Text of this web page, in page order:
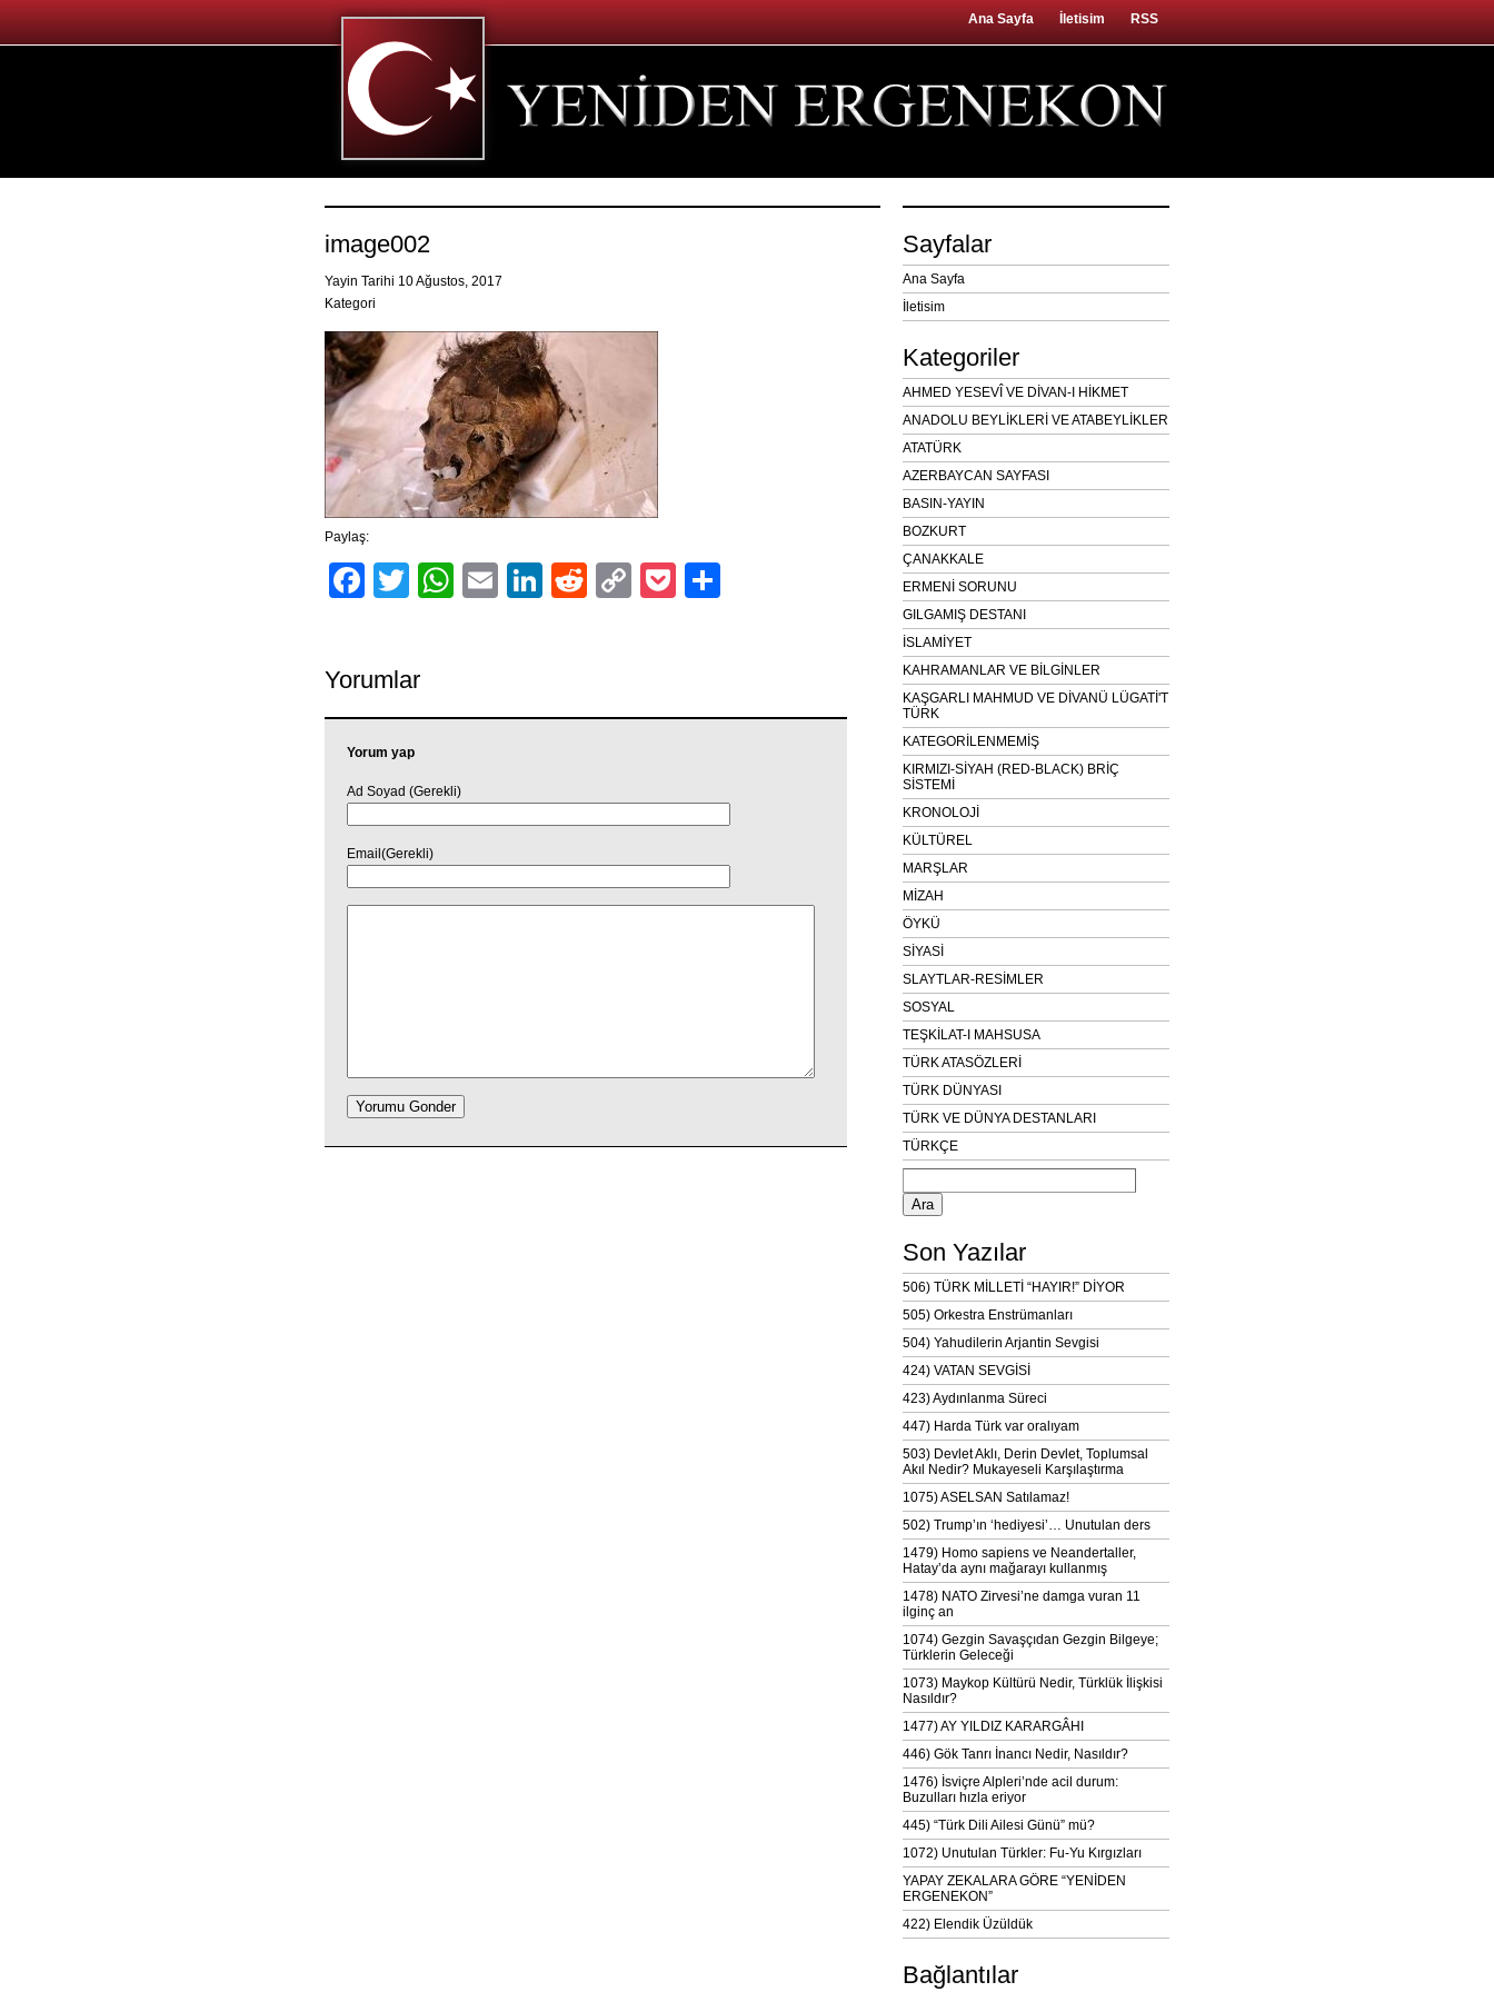
Ana Sayfa İletisim RSS
image002
Yayin Tarihi 10 Ağustos, 2017
Kategori
Paylaş:
Facebook
TwitterWhatsApp
EmailLinkedIn
RedditCopyPocket
Yorumlar
Yorum yap
Ad Soyad (Gerekli)
Email(Gerekli)
Sayfalar
Ana Sayfa
İletisim
Kategoriler
AHMED YESEVÎ VE DİVAN-I HİKMET
ANADOLU BEYLİKLERİ VE ATABEYLİKLER
ATATÜRK
AZERBAYCAN SAYFASI
BASIN-YAYIN
BOZKURT
ÇANAKKALE
ERMENİ SORUNU
GILGAMIŞ DESTANI
İSLAMİYET
KAHRAMANLAR VE BİLGİNLER
KAŞGARLI MAHMUD VE DİVANÜ LÜGATİ'T
TÜRK
KATEGORİLENMEMİŞ
KIRMIZI-SİYAH (RED-BLACK) BRİÇ
SİSTEMİ
KRONOLOJİ
KÜLTÜREL
MARŞLAR
MİZAH
ÖYKÜ
SİYASİ
SLAYTLAR-RESİMLER
SOSYAL
TEŞKİLAT-I MAHSUSA
TÜRK ATASÖZLERİ
TÜRK DÜNYASI
TÜRK VE DÜNYA DESTANLARI
TÜRKÇE
Arama:
Son Yazılar
506) TÜRK MİLLETİ “HAYIR!” DİYOR
505) Orkestra Enstrümanları
504) Yahudilerin Arjantin Sevgisi
424) VATAN SEVGİSİ
423) Aydınlanma Süreci
447) Harda Türk var oralıyam
503) Devlet Aklı, Derin Devlet, Toplumsal
Akıl Nedir? Mukayeseli Karşılaştırma
1075) ASELSAN Satılamaz!
502) Trump’ın ‘hediyesi’… Unutulan ders
1479) Homo sapiens ve Neandertaller,
Hatay’da aynı mağarayı kullanmış
1478) NATO Zirvesi’ne damga vuran 11
ilginç an
1074) Gezgin Savaşçıdan Gezgin Bilgeye;
Türklerin Geleceği
1073) Maykop Kültürü Nedir, Türklük İlişkisi
Nasıldır?
1477) AY YILDIZ KARARGÂHI
446) Gök Tanrı İnancı Nedir, Nasıldır?
1476) İsviçre Alpleri’nde acil durum:
Buzulları hızla eriyor
445) “Türk Dili Ailesi Günü” mü?
1072) Unutulan Türkler: Fu-Yu Kırgızları
YAPAY ZEKALARA GÖRE “YENİDEN
ERGENEKON”
422) Elendik Üzüldük
Bağlantılar